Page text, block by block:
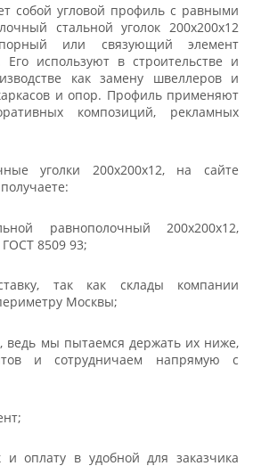
собой угловой профиль с равными
стальной уголок 200х200х12
или связующий элемент
Его используют в строительстве и
как замену швеллеров и
и опор. Профиль применяют
композиций, рекламных
уголки 200х200х12, на сайте
равнополочный 200х200х12,
8509 93;
так как склады компании
Москвы;
ведь мы пытаемся держать их ниже,
и сотрудничаем напрямую с
и оплату в удобной для заказчика